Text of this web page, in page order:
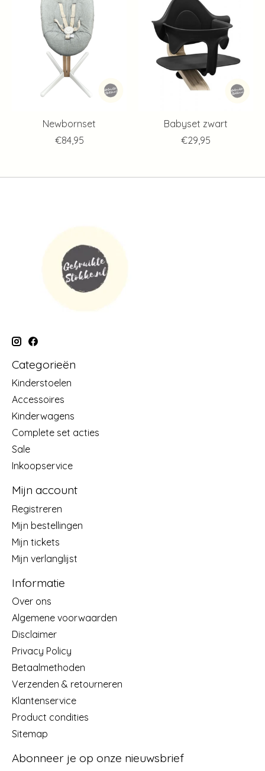
Newbornset
€84,95
Babyset zwart
€29,95
Categorieën
Kinderstoelen
Accessoires
Kinderwagens
Complete set acties
Sale
Inkoopservice
Mijn account
Registreren
Mijn bestellingen
Mijn tickets
Mijn verlanglijst
Informatie
Over ons
Algemene voorwaarden
Disclaimer
Privacy Policy
Betaalmethoden
Verzenden & retourneren
Klantenservice
Product condities
Sitemap
Abonneer je op onze nieuwsbrief